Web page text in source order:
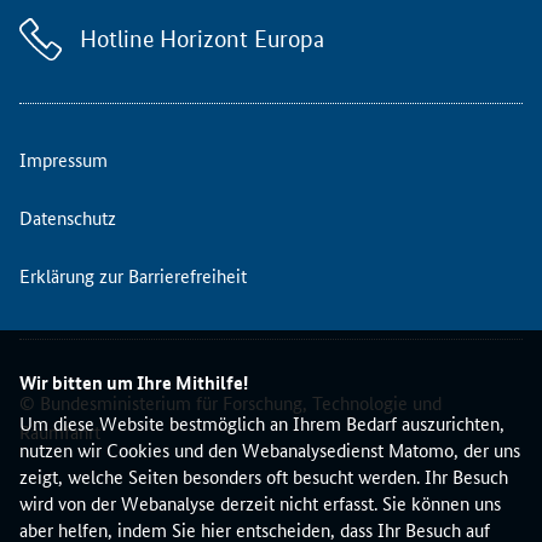
Wir bitten um Ihre Mithilfe!
Um diese Website bestmöglich an Ihrem Bedarf auszurichten,
nutzen wir Cookies und den Webanalysedienst Matomo, der uns
zeigt, welche Seiten besonders oft besucht werden. Ihr Besuch
wird von der Webanalyse derzeit nicht erfasst. Sie können uns
aber helfen, indem Sie hier entscheiden, dass Ihr Besuch auf
G
d
e
t
i
e
O
n
l
i
n
Hotline Horizont Europa
Impressum
Datenschutz
Erklärung zur Barrierefreiheit
© Bundesministerium für Forschung, Technologie und
Raumfahrt